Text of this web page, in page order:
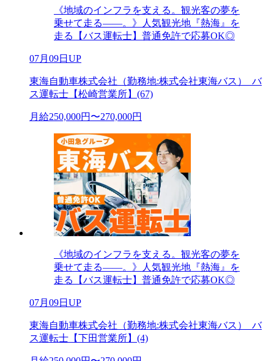
《地域のインフラを支える。観光客の夢を
乗せて走る――。》人気観光地『熱海』を
走る【バス運転士】普通免許で応募OK◎
07月09日UP
東海自動車株式会社（勤務地:株式会社東海バス）_バ
ス運転士【松崎営業所】(67)
月給250,000円〜270,000円
《地域のインフラを支える。観光客の夢を
乗せて走る――。》人気観光地『熱海』を
走る【バス運転士】普通免許で応募OK◎
07月09日UP
東海自動車株式会社（勤務地:株式会社東海バス）_バ
ス運転士【下田営業所】(4)